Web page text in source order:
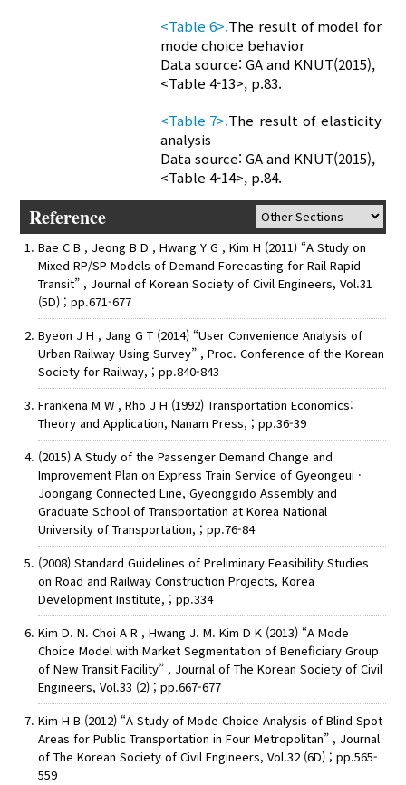
<Table 6>.The result of model for
mode choice behavior
Data source: GA and KNUT(2015),
<Table 4-13>, p.83.
<Table 7>.The result of elasticity
analysis
Data source: GA and KNUT(2015),
<Table 4-14>, p.84.
Reference
Bae C B , Jeong B D , Hwang Y G , Kim H (2011) “A Study on
Mixed RP/SP Models of Demand Forecasting for Rail Rapid
Transit” , Journal of Korean Society of Civil Engineers, Vol.31
(5D) ; pp.671-677
Byeon J H , Jang G T (2014) “User Convenience Analysis of
Urban Railway Using Survey” , Proc. Conference of the Korean
Society for Railway, ; pp.840-843
Frankena M W , Rho J H (1992) Transportation Economics:
Theory and Application, Nanam Press, ; pp.36-39
(2015) A Study of the Passenger Demand Change and
Improvement Plan on Express Train Service of Gyeongeui ·
Joongang Connected Line, Gyeonggido Assembly and
Graduate School of Transportation at Korea National
University of Transportation, ; pp.76-84
(2008) Standard Guidelines of Preliminary Feasibility Studies
on Road and Railway Construction Projects, Korea
Development Institute, ; pp.334
Kim D. N. Choi A R , Hwang J. M. Kim D K (2013) “A Mode
Choice Model with Market Segmentation of Beneficiary Group
of New Transit Facility” , Journal of The Korean Society of Civil
Engineers, Vol.33 (2) ; pp.667-677
Kim H B (2012) “A Study of Mode Choice Analysis of Blind Spot
Areas for Public Transportation in Four Metropolitan” , Journal
of The Korean Society of Civil Engineers, Vol.32 (6D) ; pp.565-
559